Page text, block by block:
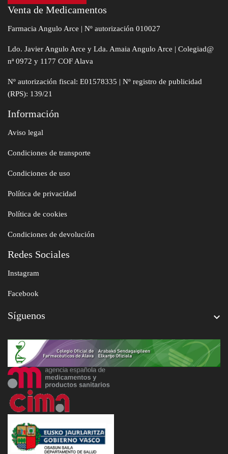
Venta de Medicamentos
Farmacia Angulo Arce | Nº autorización 010027
Ldo. Javier Angulo Arce y Lda. Amaia Angulo Arce | Colegiad@
nª 0972 y 1177 COF Alava
Nº autorización fiscal: E01578335 | Nº registro de publicidad
(RPS): 139/21
Información
Aviso legal
Condiciones de transporte
Condiciones de uso
Política de privacidad
Política de cookies
Condiciones de devolución
Redes Sociales
Instagram
Facebook
Síguenos 